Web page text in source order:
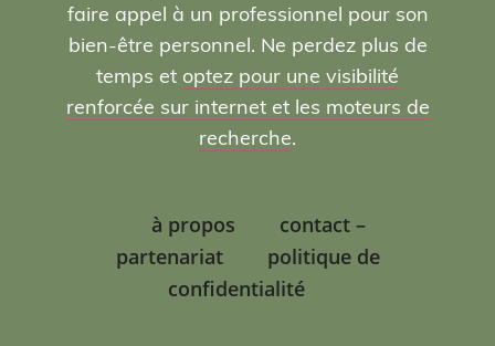
faire appel à un professionnel pour son
bien-être personnel. Ne perdez plus de
temps et optez pour une visibilité
renforcée sur internet et les moteurs de
recherche.
à propos
contact –
partenariat
politique de
confidentialité